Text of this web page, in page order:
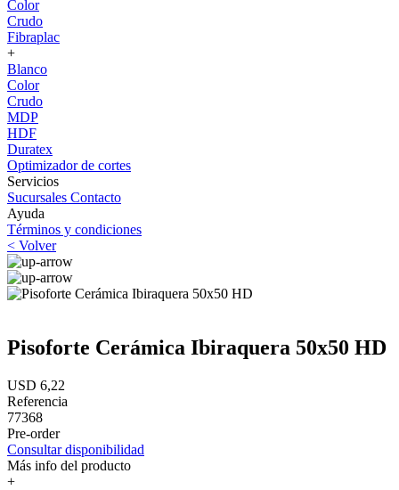
Color
Crudo
Fibraplac
+
Blanco
Color
Crudo
MDP
HDF
Duratex
Optimizador de cortes
Servicios
Sucursales Contacto
Ayuda
Términos y condiciones
< Volver
Pisoforte Cerámica Ibiraquera 50x50 HD
USD 6,22
Referencia
77368
Pre-order
Consultar disponibilidad
Más info del producto
+